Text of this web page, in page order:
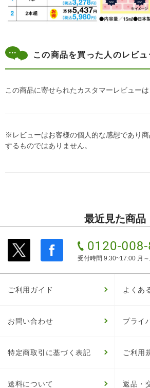
この商品を買った人のレビュ
この商品に寄せられたカスタマーレビューは
※レビューはお客様の個人的な感想であり
するものではありません。
最近見た商品
受付時間 9:30~17:00 月～
ご利用ガイド よくあ
お問い合わせ プライ
特定商取引に基づく表記 ご利用
送料について 返品・